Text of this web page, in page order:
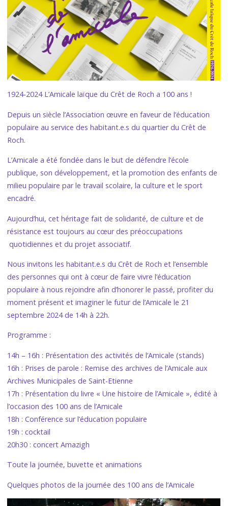
1924-2024 L’Amicale laïque du Crêt de Roch a 100 ans !
Depuis un siècle l’Association œuvre en faveur de l’éducation
populaire au service des habitant.e.s du quartier du Crêt de
Roch.
L’Amicale a été fondée dans le but de défendre l’école
publique, son développement, et la promotion des enfants de
milieu populaire par le travail scolaire, la culture et le sport
encadré.
Aujourd’hui, cet héritage fait de solidarité, de culture et de
résistance est toujours au cœur des préoccupations
quotidiennes et du projet associatif.
Nous invitons les habitant.e.s du Crêt de Roch et l’ensemble
des personnes qui ont à cœur de faire vivre l’éducation
populaire à nous rejoindre afin d’honorer le passé, profiter du
moment présent et imaginer le futur de l’Amicale le 21
septembre 2024 de 14h à 22h.
Programme :
14h – 16h : Présentation des activités de l’Amicale (stands)
16h : Prises de parole : Remise des archives de l’Amicale aux
Archives Municipales de Saint-Etienne
17h : Présentation du livre « Une histoire de l’Amicale », édité à
l’occasion des 100 ans de l’Amicale
18h : Conférence sur l’éducation populaire
19h : cocktail
20h30 : concert Amazigh
Toute la journée, buvette et animations
Quelques photos de la journée des 100 ans de l’Amicale